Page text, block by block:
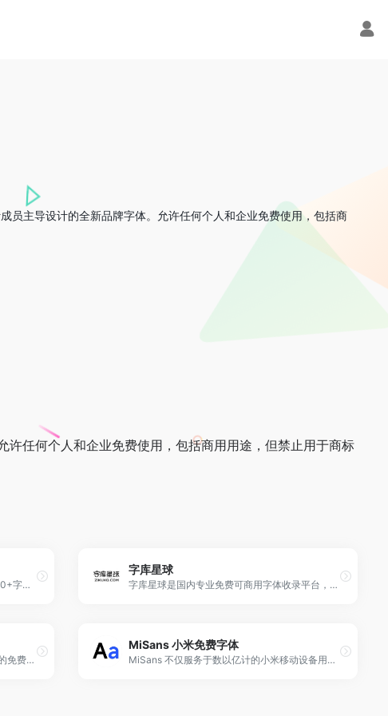
员主导设计的全新品牌字体。允许任何个人和企业免费使用，包括商
任何个人和企业免费使用，包括商用用途，但禁止用于商标
字由是免费的字体管理工具，为您提供900+字体免费商用，支持在PS、AI、ID、XD、Figma、Sketch、CDR等设计软件中一键应用字体，提供AI识字、字体特效等实用功能，为您的设计提质加速，超百万设计师正在使用字由
字库星球
字库星球是国内专业免费可商用字体收录平台，2023年创办至今，作为字体行业风向标，我们近年来专注于免费可商用字体的收录学习成长交流。 通过字库星球、字库字体检测、字库星球设计导航分别沉淀优质字体事业服务。是一家集齐媒体、内容、服务的多元化平台。MCN矩阵@字库星球 在微博、微信、小红书、抖音、B站布局，汇聚全网免费可商用字体，提供免费可商用免费字体下载。所有免费字体的授权均经核对确认，个人及商用均可免费自由使用，有效规避字体版权风险。
最新最全且免费的，可商用，无版权问题的免费字体下载
MiSans 小米免费字体
MiSans 不仅服务于数以亿计的小米移动设备用户，所有公众也都可以免费使用这款字体。